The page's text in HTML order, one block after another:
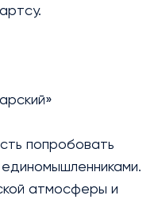
попробовать
атмосферы и